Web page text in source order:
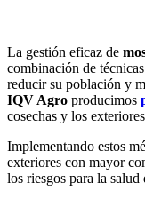
La gestión eficaz de
combinación de
reducir su población y
IQV Agro producimos
cosechas y los
Implementando estos
exteriores con mayor
los riesgos para la salud